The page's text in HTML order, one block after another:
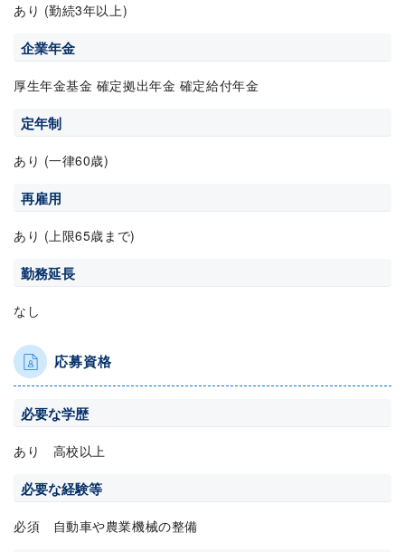
あり (勤続3年以上)
企業年金
厚生年金基金 確定拠出年金 確定給付年金
定年制
あり (一律60歳)
再雇用
あり (上限65歳まで)
勤務延長
なし
応募資格
必要な学歴
あり 高校以上
必要な経験等
必須 自動車や農業機械の整備